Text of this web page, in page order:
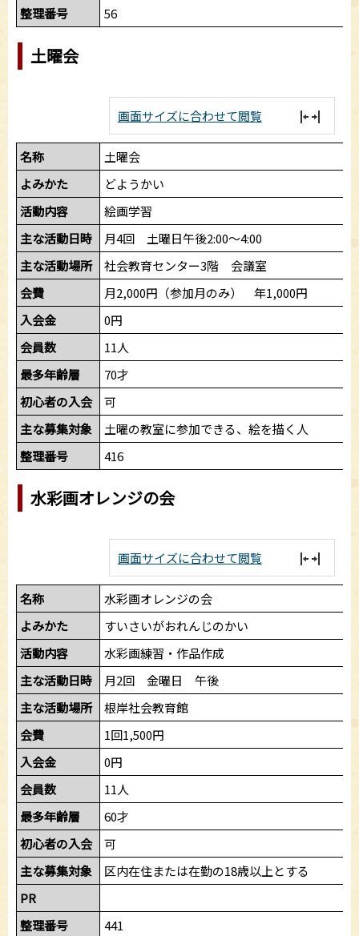
整理番号 56
土曜会
画面サイズに合わせて閲覧
名称
土曜会
よみかた
どようかい
活動内容
絵画学習
主な活動日時
月4回 土曜日午後2:00～4:00
主な活動場所
社会教育センター3階 会議室
会費
月2,000円（参加月のみ） 年1,000円
入会金
0円
会員数
11人
最多年齢層
70才
初心者の入会
可
主な募集対象
土曜の教室に参加できる、絵を描く人
整理番号
416
水彩画オレンジの会
画面サイズに合わせて閲覧
名称
水彩画オレンジの会
よみかた
すいさいがおれんじのかい
活動内容
水彩画練習・作品作成
主な活動日時
月2回 金曜日 午後
主な活動場所
根岸社会教育館
会費
1回1,500円
入会金
0円
会員数
11人
最多年齢層
60才
初心者の入会
可
主な募集対象
区内在住または在勤の18歳以上とする
PR
整理番号
441